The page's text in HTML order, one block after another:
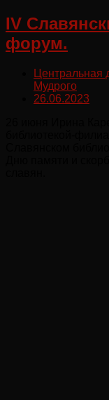
IV
форум.
Центральная
Мудрого
26.06.2023